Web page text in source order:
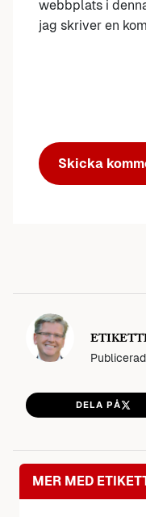
webbplats i
jag skriver en
Publicerad
DELA PÅ
MER MED